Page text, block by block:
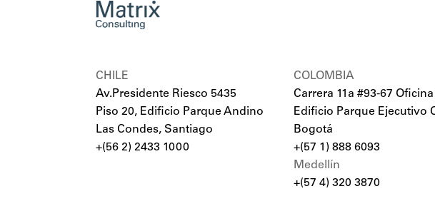
CHILE
Av.Presidente Riesco 5435
Piso 20, Edificio Parque Andino
Las Condes, Santiago
+(56 2) 2433 1000
COLOMBIA
Carrera 11a #93-67 Oficina
Edificio Parque Ejecutivo
Bogotá
+(57 1) 888 6093
Medellín
+(57 4) 320 3870